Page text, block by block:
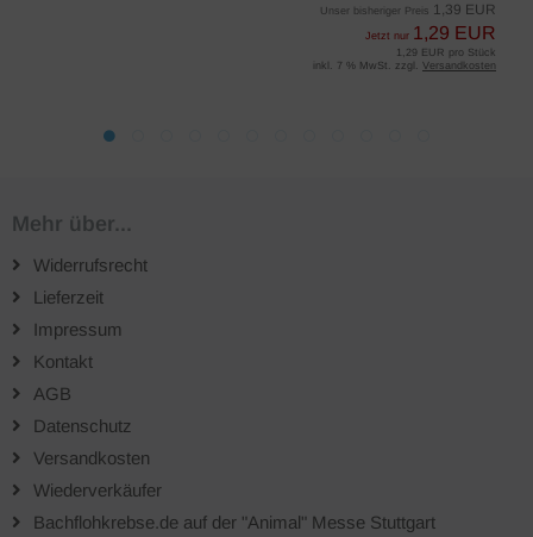
Unser bisheriger Preis 1,39 EUR
Jetzt nur 1,29 EUR
1,29 EUR pro Stück
inkl. 7 % MwSt. zzgl. Versandkosten
Mehr über...
Widerrufsrecht
Lieferzeit
Impressum
Kontakt
AGB
Datenschutz
Versandkosten
Wiederverkäufer
Bachflohkrebse.de auf der "Animal" Messe Stuttgart